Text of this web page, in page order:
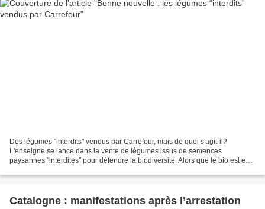
Des légumes "interdits" vendus par Carrefour, mais de quoi s'agit-il?
L'enseigne se lance dans la vente de légumes issus de semences
paysannes "interdites" pour défendre la biodiversité. Alors que le bio est en
Catalogne : manifestations après l’arrestation